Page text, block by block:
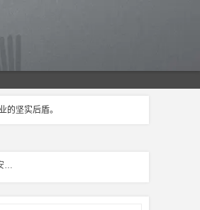
坚实后盾。
个人防护/安全防护/办公用品